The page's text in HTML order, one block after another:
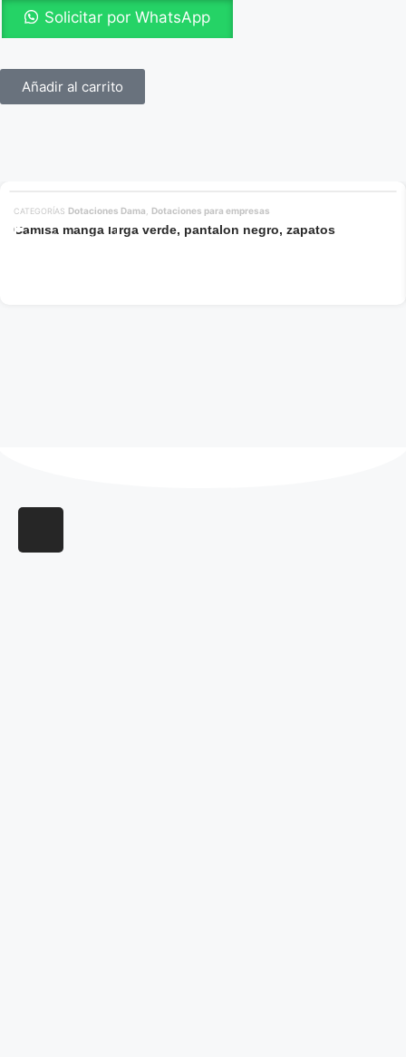
Solicitar por WhatsApp
Añadir al carrito
Añadir al carrito
CATEGORÍAS Dotaciones Dama Dotaciones para empresas
Camisa manga larga verde, pantalon negro, zapatos